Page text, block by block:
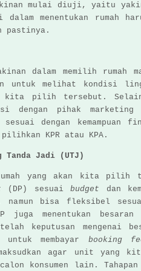
mulai diuji, yaitu yakin
menentukan rumah
pastinya.
dalam memilih rumah
untuk melihat kondisi
kita pilih tersebut.
dengan pihak
dengan kemampuan
KPR atau KPA.
Tanda Jadi (UTJ)
yang akan kita pilih
(DP) sesuaibudget dan
bisa fleksibel
juga menentukan
keputusan mengenai
membayar booking
agar unit yang
konsumen lain.